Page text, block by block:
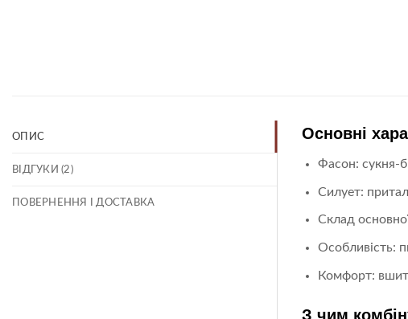
ОПИС
ВІДГУКИ (2)
ПОВЕРНЕННЯ І ДОСТАВКА
Основні
Фасон: сукня-
Силует:
Склад
Особливість:
Комфорт: вшиті
З чим